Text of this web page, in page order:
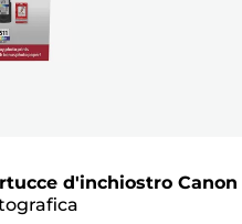
d'inchiostro Canon